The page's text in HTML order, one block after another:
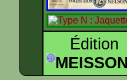
Édition